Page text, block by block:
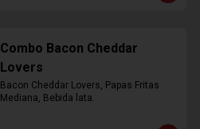
Combo Bacon Cheddar
Lovers
Bacon Cheddar Lovers, Papas Fritas
Mediana, Bebida lata.